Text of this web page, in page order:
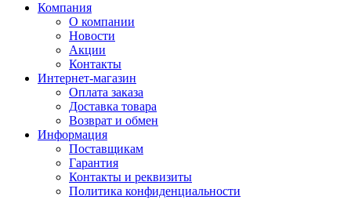
Компания
О компании
Новости
Акции
Контакты
Интернет-магазин
Оплата заказа
Доставка товара
Возврат и обмен
Информация
Поставщикам
Гарантия
Контакты и реквизиты
Политика конфиденциальности